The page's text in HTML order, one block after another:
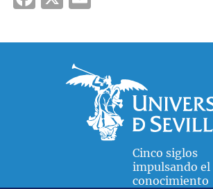
Cinco siglos
impulsando el
conocimiento